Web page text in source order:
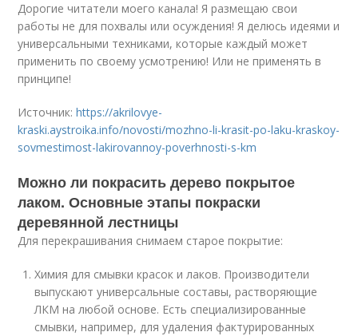
Дорогие читатели моего канала! Я размещаю свои
работы не для похвалы или осуждения! Я делюсь идеями и
универсальными техниками, которые каждый может
применить по своему усмотрению! Или не применять в
принципе!
Источник:https://akrilovye-
kraski.aystroika.info/novosti/mozhno-li-krasit-po-laku-kraskoy-
sovmestimost-lakirovannoy-poverhnosti-s-km
Можно ли покрасить дерево покрытое
лаком. Основные этапы покраски
деревянной лестницы
Для перекрашивания снимаем старое покрытие:
Химия для смывки красок и лаков. Производители
выпускают универсальные составы, растворяющие
ЛКМ на любой основе. Есть специализированные
смывки, например, для удаления фактурированных